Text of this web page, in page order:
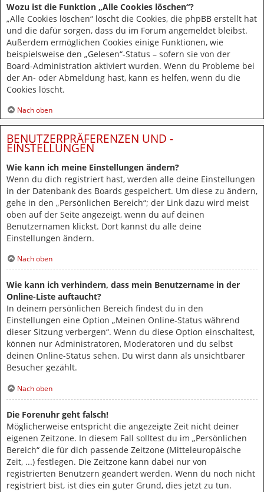
Wozu ist die Funktion „Alle Cookies löschen“?
„Alle Cookies löschen“ löscht die Cookies, die phpBB erstellt hat
und die dafür sorgen, dass du im Forum angemeldet bleibst.
Außerdem ermöglichen Cookies einige Funktionen, wie
beispielsweise den „Gelesen“-Status – sofern sie von der
Board-Administration aktiviert wurden. Wenn du Probleme bei
der An- oder Abmeldung hast, kann es helfen, wenn du die
Cookies löscht.
Nach oben
BENUTZERPRÄFERENZEN UND -
EINSTELLUNGEN
Wie kann ich meine Einstellungen ändern?
Wenn du dich registriert hast, werden alle deine Einstellungen
in der Datenbank des Boards gespeichert. Um diese zu ändern,
gehe in den „Persönlichen Bereich“; der Link dazu wird meist
oben auf der Seite angezeigt, wenn du auf deinen
Benutzernamen klickst. Dort kannst du alle deine
Einstellungen ändern.
Nach oben
Wie kann ich verhindern, dass mein Benutzername in der
Online-Liste auftaucht?
In deinem persönlichen Bereich findest du in den
Einstellungen eine Option „Meinen Online-Status während
dieser Sitzung verbergen“. Wenn du diese Option einschaltest,
können nur Administratoren, Moderatoren und du selbst
deinen Online-Status sehen. Du wirst dann als unsichtbarer
Besucher gezählt.
Nach oben
Die Forenuhr geht falsch!
Möglicherweise entspricht die angezeigte Zeit nicht deiner
eigenen Zeitzone. In diesem Fall solltest du im „Persönlichen
Bereich“ die für dich passende Zeitzone (Mitteleuropäische
Zeit, ...) festlegen. Die Zeitzone kann dabei nur von
registrierten Benutzern geändert werden. Wenn du noch nicht
registriert bist, ist dies ein guter Grund, dies jetzt zu tun.